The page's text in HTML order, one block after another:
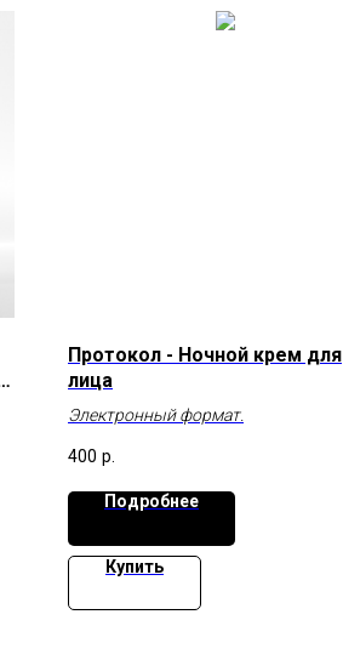
Протокол - Ночной крем для
лица
Электронный формат.
400 р.
Подробнее
Купить